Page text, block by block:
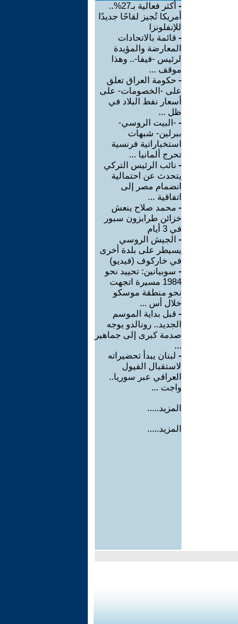
-
أكثر فعالية بـ27%..
أمريكا تُجيز لقاحًا جديدًا
للإنفلونزا
- قائمة بالاتحادات
المعارضة والمؤيدة
لرئيس -فيفا-.. وهذا
موقف ...
- حكومة العراق تعلق
على -الخصومات- على
أسعار نفط البلاد في
ظل ...
- -البيت الروسي-
ببرلين- شبهات
استخباراتية فرنسية
تحرج ألمانيا ...
- نائب الرئيس التركي
يتحدث عن احتمالية
انضمام مصر إلى
اتفاقية ...
- محمد صلاح ينعش
خزائن طرابزون سبور
في 3 أيام
- الجيش الروسي
يسيطر على بلدة أخرى
في خاركوف (فيديو)
- سوبيانين: تحييد نحو
1984 مسيرة اتجهت
نحو منطقة موسكو
خلال أس ...
- قبل بداية الموسم
الجديد.. رونالدو يوجه
صدمة كبرى إلى جماهير
...
- لبنان يبدأ تحضيراته
لاستقبال الفيول
العراقي عبر سوريا..
واجت ...
المزيد.....
المزيد.....